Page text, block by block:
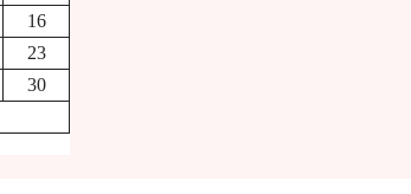
16
23
30